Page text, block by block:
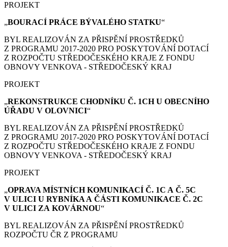
PROJEKT
„BOURACÍ PRÁCE BÝVALÉHO STATKU“
BYL REALIZOVÁN ZA PŘISPĚNÍ PROSTŘEDKŮ
Z PROGRAMU 2017-2020 PRO POSKYTOVÁNÍ DOTACÍ
Z ROZPOČTU STŘEDOČESKÉHO KRAJE Z FONDU
OBNOVY VENKOVA - STŘEDOČESKÝ KRAJ
PROJEKT
„REKONSTRUKCE CHODNÍKU Č. 1CH U OBECNÍHO
ÚŘADU V OLOVNICI“
BYL REALIZOVÁN ZA PŘISPĚNÍ PROSTŘEDKŮ
Z PROGRAMU 2017-2020 PRO POSKYTOVÁNÍ DOTACÍ
Z ROZPOČTU STŘEDOČESKÉHO KRAJE Z FONDU
OBNOVY VENKOVA - STŘEDOČESKÝ KRAJ
PROJEKT
„OPRAVA MÍSTNÍCH KOMUNIKACÍ Č. 1C A Č. 5C
V ULICI U RYBNÍKA A ČÁSTI KOMUNIKACE Č. 2C
V ULICI ZA KOVÁRNOU“
BYL REALIZOVÁN ZA PŘISPĚNÍ PROSTŘEDKŮ
ROZPOČTU ČR Z PROGRAMU